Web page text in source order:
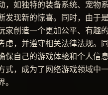
，如独特的装备系统、宠物
发现新的惊喜。同时，由于
家创造一个更加公平、有趣
虑，并遵守相关法律法规。
保自己的游戏体验和个人信
式，成为了网络游戏领域中
。